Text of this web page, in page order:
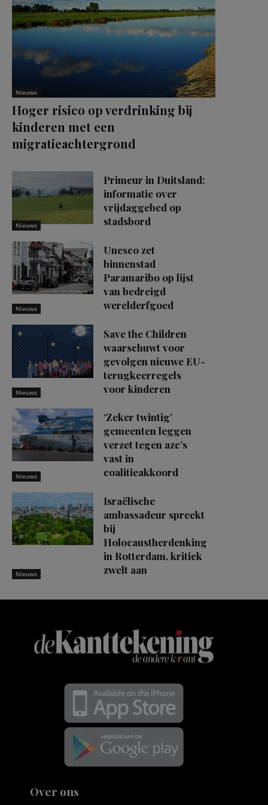
Nieuws
Hoger risico op verdrinking bij
kinderen met een
migratieachtergrond
Nieuws
Primeur in Duitsland:
informatie over
vrijdaggebed op
stadsbord
Nieuws
Unesco zet
binnenstad
Paramaribo op lijst
van bedreigd
werelderfgoed
Nieuws
Save the Children
waarschuwt voor
gevolgen nieuwe EU-
terugkeerregels
voor kinderen
Nieuws
‘Zeker twintig’
gemeenten leggen
verzet tegen azc’s
vast in
coalitieakkoord
Nieuws
Israëlische
ambassadeur spreekt
bij
Holocaustherdenking
in Rotterdam, kritiek
zwelt aan
Over ons